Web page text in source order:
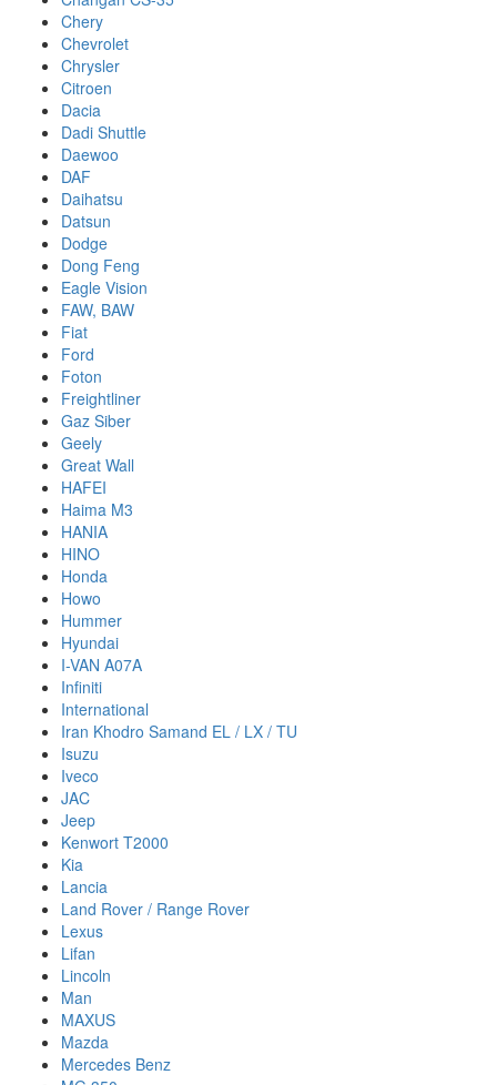
Chery
Chevrolet
Chrysler
Citroen
Dacia
Dadi Shuttle
Daewoo
DAF
Daihatsu
Datsun
Dodge
Dong Feng
Eagle Vision
FAW, BAW
Fiat
Ford
Foton
Freightliner
Gaz Siber
Geely
Great Wall
HAFEI
Haima M3
HANIA
HINO
Honda
Howo
Hummer
Hyundai
I-VAN A07A
Infiniti
International
Iran Khodro Samand EL / LX / TU
Isuzu
Iveco
JAC
Jeep
Kenwort T2000
Kia
Lancia
Land Rover / Range Rover
Lexus
Lifan
Lincoln
Man
MAXUS
Mazda
Mercedes Benz